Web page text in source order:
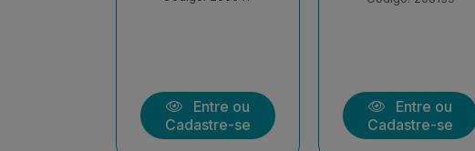
Entre ou
Cadastre-se
Entre ou
Cadastre-se